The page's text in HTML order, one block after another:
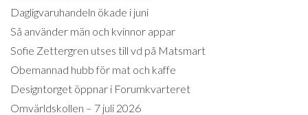
Dagligvaruhandeln ökade i juni
Så använder män och kvinnor appar
Sofie Zettergren utses till vd på Matsmart
Obemannad hubb för mat och kaffe
Designtorget öppnar i Forumkvarteret
Omvärldskollen – 7 juli 2026